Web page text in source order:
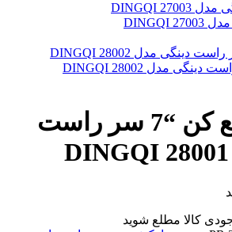
انبر خار جمع کن “7 سر راست
کالا مطلع شوید